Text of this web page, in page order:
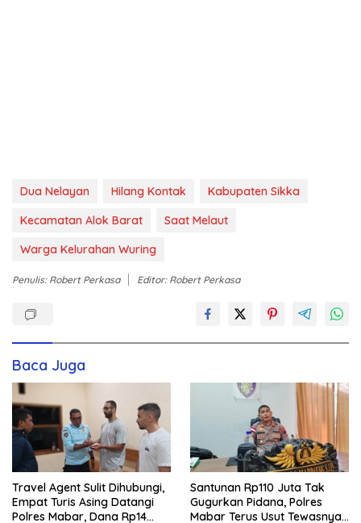
Dua Nelayan Hilang Kontak
Kabupaten Sikka
Kecamatan Alok Barat
Saat Melaut
Warga Kelurahan Wuring
Penulis: Robert Perkasa Editor: Robert Perkasa
Baca Juga
Travel Agent Sulit Dihubungi,
Empat Turis Asing Datangi
Polres Mabar, Dana Rp14
Santunan Rp110 Juta Tak
Gugurkan Pidana, Polres
Mabar Terus Usut Tewasnya